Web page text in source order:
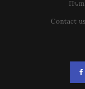
Contact